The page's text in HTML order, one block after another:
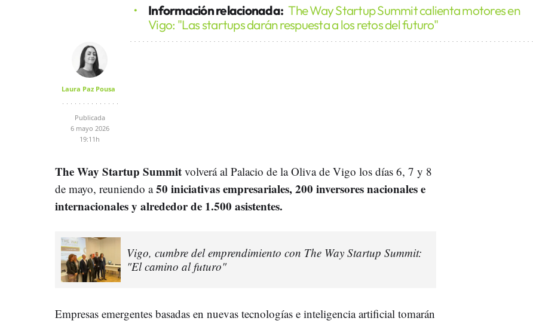
Información relacionada: The Way Startup Summit calienta motores en
Vigo: "Las startups darán respuesta a los retos del futuro"
Laura Paz Pousa
Publicada
6 mayo 2026
19:11h
The Way Startup Summit volverá al Palacio de la Oliva de Vigo los días 6, 7 y 8
de mayo, reuniendo a50 iniciativas empresariales, 200 inversores nacionales e
internacionales y alrededor de 1.500 asistentes.
Vigo, cumbre del emprendimiento con The Way Startup Summit:
"El camino al futuro"
Empresas emergentes basadas en nuevas tecnologías e inteligencia artificial tomarán